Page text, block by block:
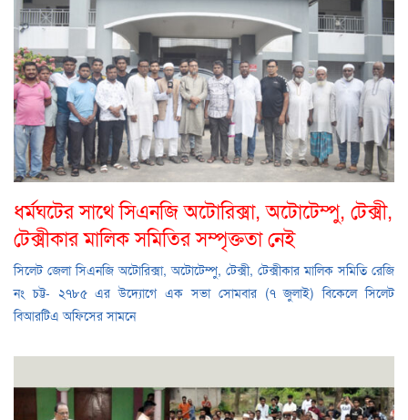
ধর্মঘটের সাথে সিএনজি অটোরিক্সা, অটোটেম্পু, টেক্সী,
টেক্সীকার মালিক সমিতির সম্পৃক্ততা নেই
সিলেট জেলা সিএনজি অটোরিক্সা, অটোটেম্পু, টেক্সী, টেক্সীকার মালিক সমিতি রেজি
নং চট্ট- ২৭৮৫ এর উদ্যোগে এক সভা সোমবার (৭ জুলাই) বিকেলে সিলেট
বিআরটিএ অফিসের সামনে